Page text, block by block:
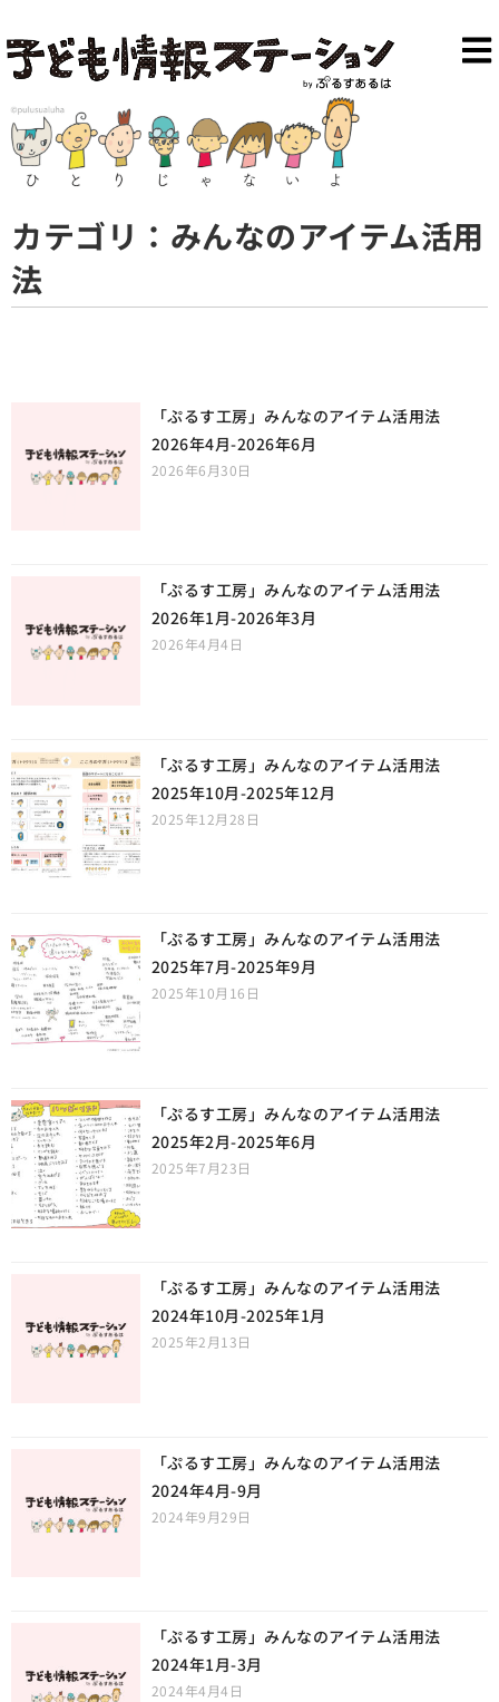
カテゴリ：みんなのアイテム活用
法
「ぷるす工房」みんなのアイテム活用法
2026年4月-2026年6月
2026年6月30日
「ぷるす工房」みんなのアイテム活用法
2026年1月-2026年3月
2026年4月4日
「ぷるす工房」みんなのアイテム活用法
2025年10月-2025年12月
2025年12月28日
「ぷるす工房」みんなのアイテム活用法
2025年7月-2025年9月
2025年10月16日
「ぷるす工房」みんなのアイテム活用法
2025年2月-2025年6月
2025年7月23日
「ぷるす工房」みんなのアイテム活用法
2024年10月-2025年1月
2025年2月13日
「ぷるす工房」みんなのアイテム活用法
2024年4月-9月
2024年9月29日
「ぷるす工房」みんなのアイテム活用法
2024年1月-3月
2024年4月4日